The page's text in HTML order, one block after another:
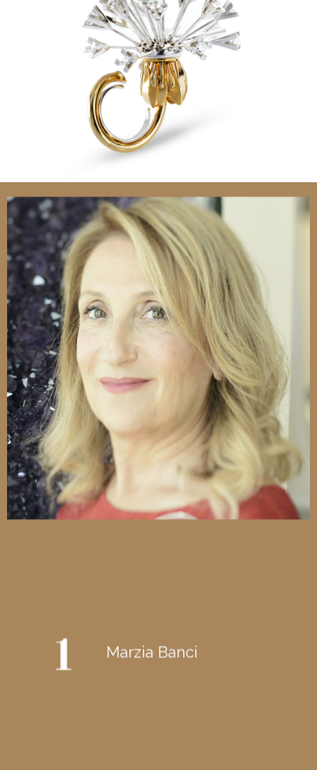
Marzia Banci